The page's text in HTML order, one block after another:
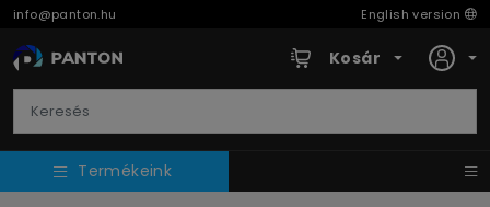
info@panton.hu English version
Kosár
Termékeink